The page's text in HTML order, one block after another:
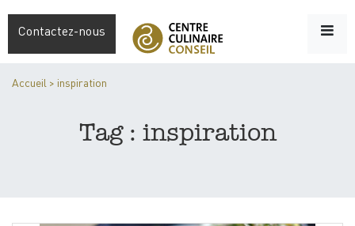
Contactez-nous
Accueil > inspiration
Tag : inspiration